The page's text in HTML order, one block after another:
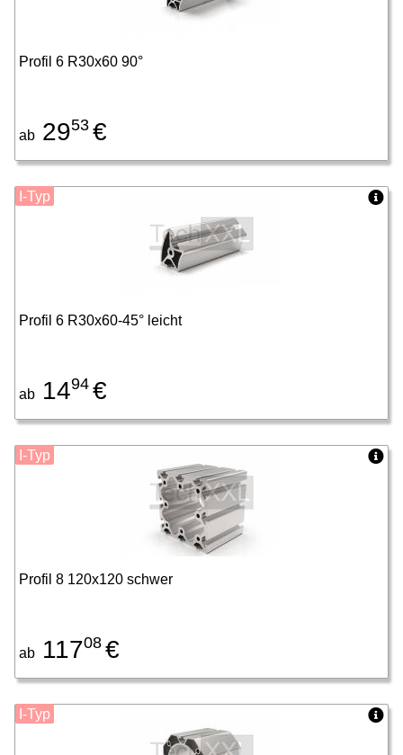
Profil 6 R30x60 90°
ab 2953 €
Profil 6 R30x60-45° leicht
ab 1494 €
I-Typ
Profil 8 120x120 schwer
ab 11708 €
I-Typ
I-Typ